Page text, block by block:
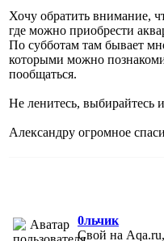
Хочу обратить внимание,
где можно приобрести
По субботам там бывает
которыми можно
пообщаться.
Не ленитесь, выбирайтесь
Александру огромное
0льчик
Свой на